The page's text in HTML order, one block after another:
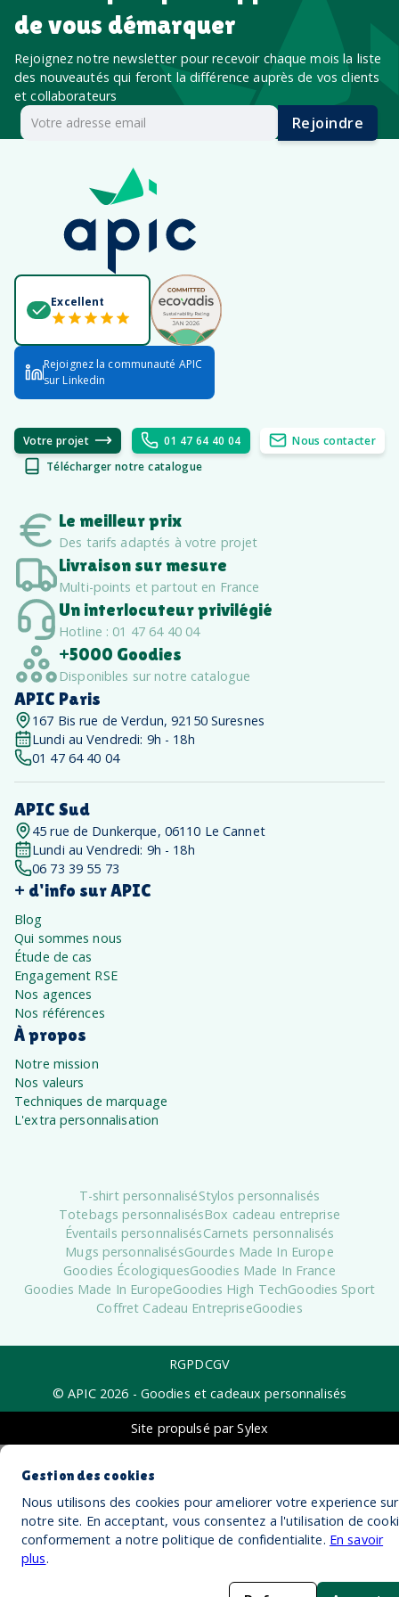
de vous démarquer
Rejoignez notre newsletter pour recevoir chaque mois la liste
des nouveautés qui feront la différence auprès de vos clients
et collaborateurs
Rejoindre
Excellent
Rejoignez la communauté APIC
sur Linkedin
Votre projet 01 47 64 40 04
Nous contacter
Télécharger notre catalogue
Le meilleur prix
Des tarifs adaptés à votre projet
Livraison sur mesure
Multi-points et partout en France
Un interlocuteur privilégié
Hotline : 01 47 64 40 04
+5000 Goodies
Disponibles sur notre catalogue
APIC Paris
167 Bis rue de Verdun, 92150 Suresnes
Lundi au Vendredi: 9h - 18h
01 47 64 40 04
APIC Sud
45 rue de Dunkerque, 06110 Le Cannet
Lundi au Vendredi: 9h - 18h
06 73 39 55 73
+ d'info sur APIC
Blog
Qui sommes nous
Étude de cas
Engagement RSE
Nos agences
Nos références
À propos
Notre mission
Nos valeurs
Techniques de marquage
L'extra personnalisation
T-shirt personnaliséStylos personnalisés
Totebags personnalisésBox cadeau entreprise
Éventails personnalisésCarnets personnalisés
Mugs personnalisésGourdes Made In Europe
Goodies ÉcologiquesGoodies Made In France
Goodies Made In EuropeGoodies High TechGoodies Sport
Coffret Cadeau EntrepriseGoodies
RGPDCGV
© APIC 2026 - Goodies et cadeaux personnalisés
Site propulsé par Sylex
Gestion des cookies
Nous utilisons des cookies pour ameliorer votre experience sur
notre site. En acceptant, vous consentez a l'utilisation de
conformement a notre politique de confidentialite. En savoir
plus.